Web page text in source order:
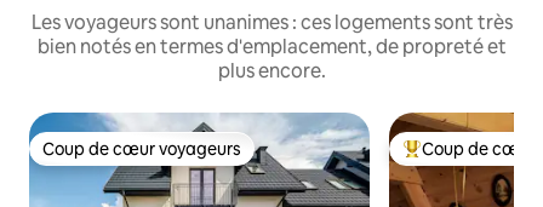
Les voyageurs sont unanimes : ces logements sont très
bien notés en termes d'emplacement, de propreté et
plus encore.
Coup de cœur voyageurs
Coup de cœur voyageurs Coups de cœur
Coup de cœur